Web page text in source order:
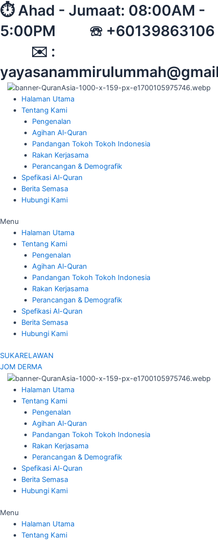
Skip
to
content
⏱︎ Ahad - Jumaat: 08:00AM -
5:00PM ☏ +60139863106
✉︎ :
Halaman Utama
Tentang Kami
Pengenalan
Agihan Al-Quran
Pandangan Tokoh Tokoh Indonesia
Rakan Kerjasama
Perancangan & Demografik
Spefikasi Al-Quran
Berita Semasa
Hubungi Kami
Menu
Halaman Utama
Tentang Kami
Pengenalan
Agihan Al-Quran
Pandangan Tokoh Tokoh Indonesia
Rakan Kerjasama
Perancangan & Demografik
Spefikasi Al-Quran
Berita Semasa
Hubungi Kami
SUKARELAWAN
JOM DERMA
Halaman Utama
Tentang Kami
Pengenalan
Agihan Al-Quran
Pandangan Tokoh Tokoh Indonesia
Rakan Kerjasama
Perancangan & Demografik
Spefikasi Al-Quran
Berita Semasa
Hubungi Kami
Menu
Halaman Utama
Tentang Kami